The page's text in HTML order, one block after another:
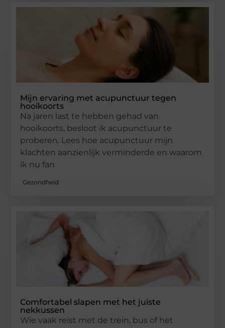
Mijn ervaring met acupunctuur tegen
hooikoorts
Na jaren last te hebben gehad van
hooikoorts, besloot ik acupunctuur te
proberen. Lees hoe acupunctuur mijn
klachten aanzienlijk verminderde en waarom
ik nu fan
Gezondheid
Comfortabel slapen met het juiste
nekkussen
Wie vaak reist met de trein, bus of het